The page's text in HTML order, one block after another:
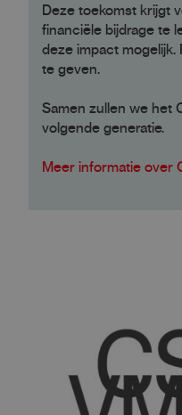
Deze toekomst krijgt
financiële bijdrage te
deze impact mogelijk.
te geven.
Samen zullen we het
volgende generatie.
Meer informatie over